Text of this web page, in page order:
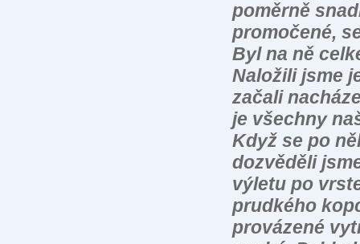
poměrně
promočené,
Byl na ně
Naložili jsme
začali
je všechny
Když se po
dozvěděli
výletu po
prudkého
provázené